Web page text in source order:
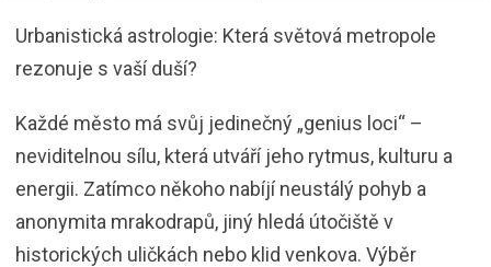
Urbanistická astrologie: Která světová metropole
rezonuje s vaší duší?
Každé město má svůj jedinečný „genius loci“ –
neviditelnou sílu, která utváří jeho rytmus, kulturu a
energii. Zatímco někoho nabíjí neustálý pohyb a
anonymita mrakodrapů, jiný hledá útočiště v
historických uličkách nebo klid venkova. Výběr